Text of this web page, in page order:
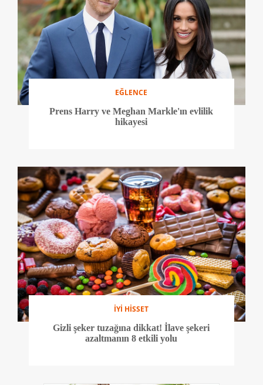
EĞLENCE
Prens Harry ve Meghan Markle'ın evlilik
hikayesi
İYİ HİSSET
Gizli şeker tuzağına dikkat! İlave şekeri
azaltmanın 8 etkili yolu